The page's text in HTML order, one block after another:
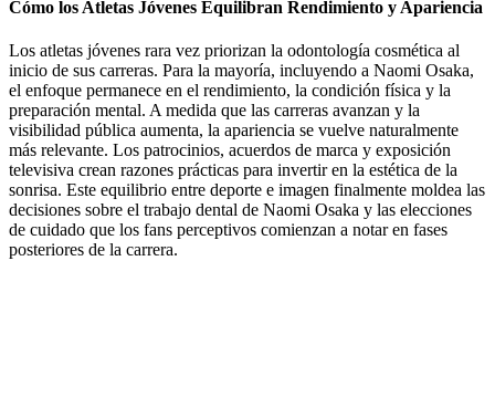
Cómo los Atletas Jóvenes Equilibran Rendimiento y Apariencia
Los atletas jóvenes rara vez priorizan la odontología cosmética al
inicio de sus carreras. Para la mayoría, incluyendo a Naomi Osaka,
el enfoque permanece en el rendimiento, la condición física y la
preparación mental. A medida que las carreras avanzan y la
visibilidad pública aumenta, la apariencia se vuelve naturalmente
más relevante. Los patrocinios, acuerdos de marca y exposición
televisiva crean razones prácticas para invertir en la estética de la
sonrisa. Este equilibrio entre deporte e imagen finalmente moldea las
decisiones sobre el trabajo dental de Naomi Osaka y las elecciones
de cuidado que los fans perceptivos comienzan a notar en fases
posteriores de la carrera.